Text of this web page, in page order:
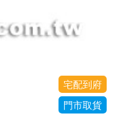
宅配到府
門市取貨